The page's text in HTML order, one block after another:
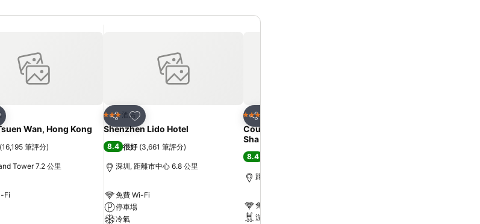
收藏夾
Wan, Hong Kong
(16,195 筆評分)
Tower 7.2 公里
Fi
分享
放到收藏夾
3 星級酒店
Shenzhen Lido Hotel
8.4 很好 (3,661 筆評分)
深圳, 距離市中心 6.8 公里
免費 Wi-Fi
停車場
冷氣
分享
4 星級
Courtyard by Marriott Hong Kong
Sha Tin
8.4
距離Grand Tower 9.2 公里
免費 Wi-Fi
游泳池